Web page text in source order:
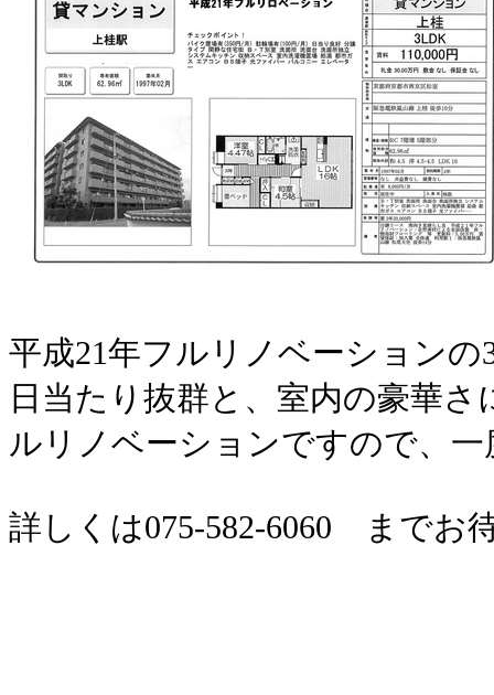
平成21年フルリノベーション
日当たり抜群と、室内の豪華
ルリノベーションですので、
詳しくは075-582-6060 までお